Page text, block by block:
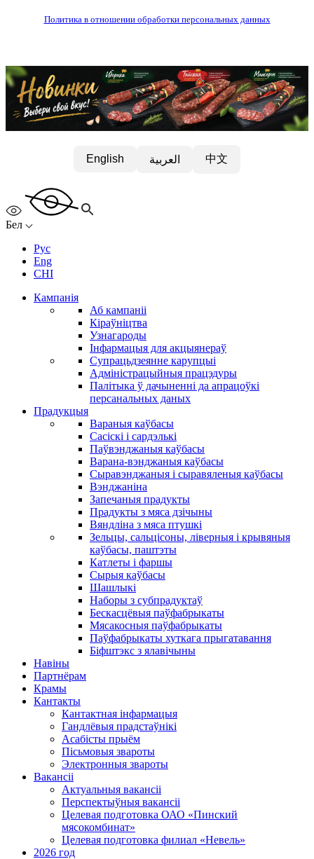
Политика в отношении обработки персональных данных
English العربية 中文
Бел
Рус
Eng
CHI
Кампанія
Аб кампаніі
Кіраўніцтва
Узнагароды
Інфармацыя для акцыянераў
Супрацьдзеянне карупцыі
Адміністрацыйныя працэдуры
Палітыка ў дачыненні да апрацоўкі
персанальных даных
Прадукцыя
Вараныя каўбасы
Сасіскі і сардэлькі
Паўвэнджаныя каўбасы
Варана-вэнджаныя каўбасы
Сыравэнджаныя і сыравяленыя каўбасы
Вэнджаніна
Запечаныя прадукты
Прадукты з мяса дзічыны
Вяндліна з мяса птушкі
Зельцы, сальцісоны, ліверныя і крывяныя
каўбасы, паштэты
Катлеты і фаршы
Сырыя каўбасы
Шашлыкі
Наборы з субпрадуктаў
Бескасцёвыя паўфабрыкаты
Мясакосныя паўфабрыкаты
Паўфабрыкаты хуткага прыгатавання
Біфштэкс з ялавічыны
Навіны
Партнёрам
Крамы
Кантакты
Кантактная інфармацыя
Гандлёвыя прадстаўнікі
Асабісты прыём
Пісьмовыя звароты
Электронныя звароты
Вакансіі
Актуальныя вакансіі
Перспектыўныя вакансіі
Целевая подготовка ОАО «Пинский
мясокомбинат»
Целевая подготовка филиал «Невель»
2026 год